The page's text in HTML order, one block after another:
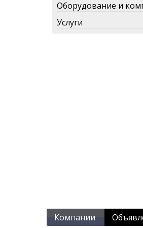
Оборудование и
Услуги
Компании